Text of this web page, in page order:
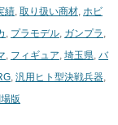
績, 取り扱い商材, ホビ
, プラモデル, ガンプラ ,
, フィギュア, 埼玉県, バ
, ​汎用ヒト型決戦兵器,
版